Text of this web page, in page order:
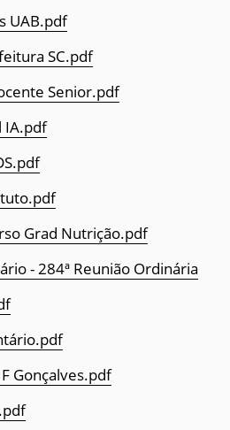
UAB.pdf
SC.pdf
Senior.pdf
IA.pdf
Grad Nutrição.pdf
- 284ª Reunião Ordinária
Gonçalves.pdf